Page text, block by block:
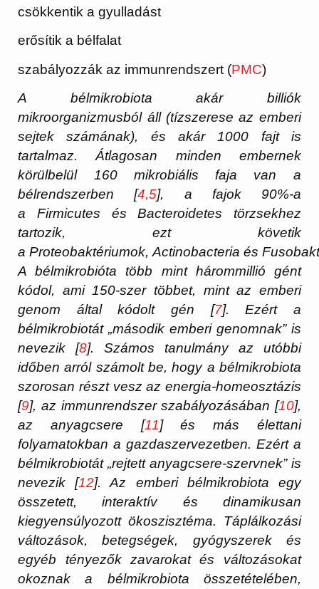
csökkentik a gyulladást
erősítik a bélfalat
szabályozzák az immunrendszert (PMC)
A bélmikrobiota akár billiók
mikroorganizmusból áll (tízszerese az emberi
sejtek számának), és akár 1000 fajt is
tartalmaz. Átlagosan minden embernek
körülbelül 160 mikrobiális faja van a
bélrendszerben [4,5], a fajok 90%-a
a Firmicutes és Bacteroidetes törzsekhez
tartozik, ezt követik
a Proteobaktériumok, Actinobacteria és
A bélmikrobióta több mint hárommillió gént
kódol, ami 150-szer többet, mint az emberi
genom által kódolt gén [7]. Ezért a
bélmikrobiotát „második emberi genomnak” is
nevezik [8]. Számos tanulmány az utóbbi
időben arról számolt be, hogy a bélmikrobiota
szorosan részt vesz az energia-homeosztázis
[9], az immunrendszer szabályozásában [10],
az anyagcsere [11] és más élettani
folyamatokban a gazdaszervezetben. Ezért a
bélmikrobiotát „rejtett anyagcsere-szervnek” is
nevezik [12]. Az emberi bélmikrobiota egy
összetett, interaktív és dinamikusan
kiegyensúlyozott ökoszisztéma. Táplálkozási
változások, betegségek, gyógyszerek és
egyéb tényezők zavarokat és változásokat
okoznak a bélmikrobiota összetételében,